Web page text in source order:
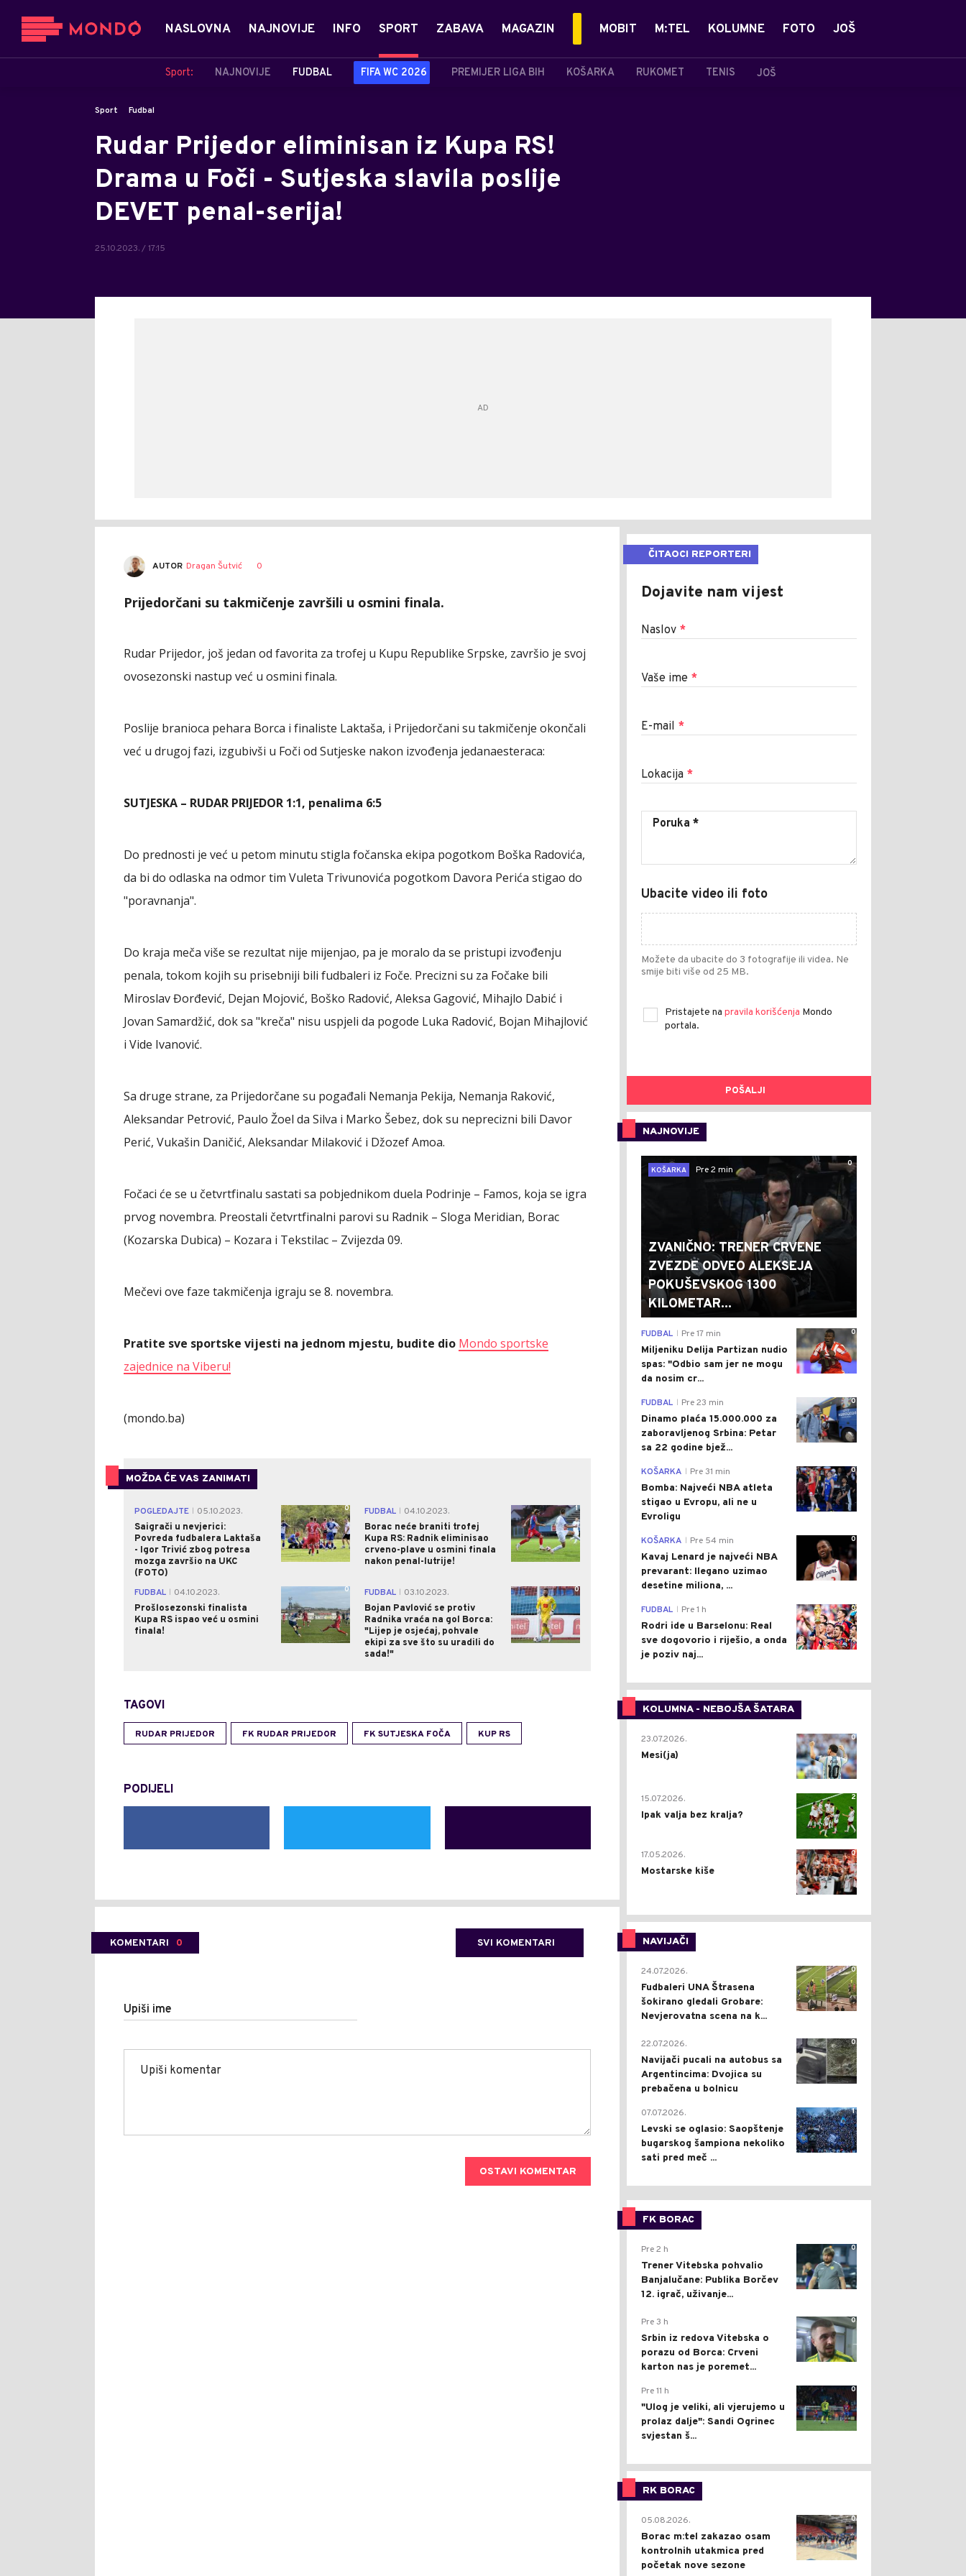
NASLOVNA NAJNOVIJE INFO SPORT
Sport: NAJNOVIJE FUDBAL FIFA WC 2026 PREMIJER LIGA BIH KOŠARKA RUKOMET TENIS JOŠ
ZABAVA MAGAZIN MOBIT M:TEL KOLUMNE FOTO JOŠ
Sport Fudbal
Rudar Prijedor eliminisan iz Kupa RS!
Drama u Foči - Sutjeska slavila poslije
DEVET penal-serija!
25.10.2023. / 17:15
AUTOR Dragan Šutvić 0
Prijedorčani su takmičenje završili u osmini finala.
Rudar Prijedor, još jedan od favorita za trofej u Kupu Republike Srpske, završio je svoj
ovosezonski nastup već u osmini finala.
Poslije branioca pehara Borca i finaliste Laktaša, i Prijedorčani su takmičenje okončali
već u drugoj fazi, izgubivši u Foči od Sutjeske nakon izvođenja jedanaesteraca:
SUTJESKA – RUDAR PRIJEDOR 1:1, penalima 6:5
Do prednosti je već u petom minutu stigla fočanska ekipa pogotkom Boška Radovića,
da bi do odlaska na odmor tim Vuleta Trivunovića pogotkom Davora Perića stigao do
"poravnanja".
Do kraja meča više se rezultat nije mijenjao, pa je moralo da se pristupi izvođenju
penala, tokom kojih su prisebniji bili fudbaleri iz Foče. Precizni su za Fočake bili
Miroslav Đorđević, Dejan Mojović, Boško Radović, Aleksa Gagović, Mihajlo Dabić i
Jovan Samardžić, dok sa "kreča" nisu uspjeli da pogode Luka Radović, Bojan Mihajlović
i Vide Ivanović.
Sa druge strane, za Prijedorčane su pogađali Nemanja Pekija, Nemanja Raković,
Aleksandar Petrović, Paulo Žoel da Silva i Marko Šebez, dok su neprecizni bili Davor
Perić, Vukašin Daničić, Aleksandar Milaković i Džozef Amoa.
Fočaci će se u četvrtfinalu sastati sa pobjednikom duela Podrinje – Famos, koja se igra
prvog novembra. Preostali četvrtfinalni parovi su Radnik – Sloga Meridian, Borac
(Kozarska Dubica) – Kozara i Tekstilac – Zvijezda 09.
Mečevi ove faze takmičenja igraju se 8. novembra.
Pratite sve sportske vijesti na jednom mjestu, budite dio Mondo sportske
zajednice na Viberu!
(mondo.ba)
MOŽDA ĆE VAS ZANIMATI
POGLEDAJTE
05.10.2023.
Saigrači u nevjerici:
Povreda fudbalera Laktaša
- Igor Trivić zbog potresa
mozga završio na UKC
(FOTO)
0 FUDBAL
04.10.2023.
Borac neće braniti trofej
Kupa RS: Radnik eliminisao
crveno-plave u osmini finala
nakon penal-lutrije!
1
FUDBAL
04.10.2023.
Prošlosezonski finalista
Kupa RS ispao već u osmini
finala!
0 FUDBAL
03.10.2023.
Bojan Pavlović se protiv
Radnika vraća na gol Borca:
"Lijep je osjećaj, pohvale
ekipi za sve što su uradili do
sada!"
0
TAGOVI
RUDAR PRIJEDOR FK RUDAR PRIJEDOR FK SUTJESKA FOČA KUP RS
PODIJELI
KOMENTARI 0 SVI KOMENTARI
Upiši ime
OSTAVI KOMENTAR
ČITAOCI REPORTERI
Dojavite nam vijest
Naslov *
Vaše ime *
E-mail *
Lokacija *
Ubacite video ili foto
Možete da ubacite do 3 fotografije ili videa. Ne
smije biti više od 25 MB.
Pristajete na pravila korišćenja Mondo
portala.
POŠALJI
NAJNOVIJE
0
KOŠARKA
Pre 2 min
ZVANIČNO: TRENER CRVENE
ZVEZDE ODVEO ALEKSEJA
POKUŠEVSKOG 1300
KILOMETAR...
0
FUDBAL Pre 17 min
Miljeniku Delija Partizan nudio
spas: "Odbio sam jer ne mogu
da nosim cr...
0
FUDBAL Pre 23 min
Dinamo plaća 15.000.000 za
zaboravljenog Srbina: Petar
sa 22 godine bjež...
0
KOŠARKA Pre 31 min
Bomba: Najveći NBA atleta
stigao u Evropu, ali ne u
Evroligu
0
KOŠARKA Pre 54 min
Kavaj Lenard je najveći NBA
prevarant: Ilegano uzimao
desetine miliona, ...
0
FUDBAL Pre 1 h
Rodri ide u Barselonu: Real
sve dogovorio i riješio, a onda
je poziv naj...
KOLUMNA - NEBOJŠA ŠATARA
0
23.07.2026.
Mesi(ja)
2
15.07.2026.
Ipak valja bez kralja?
0
17.05.2026.
Mostarske kiše
NAVIJAČI
0
24.07.2026.
Fudbaleri UNA Štrasena
šokirano gledali Grobare:
Nevjerovatna scena na k...
0
22.07.2026.
Navijači pucali na autobus sa
Argentincima: Dvojica su
prebačena u bolnicu
1
07.07.2026.
Levski se oglasio: Saopštenje
bugarskog šampiona nekoliko
sati pred meč ...
FK BORAC
0
Pre 2 h
Trener Vitebska pohvalio
Banjalučane: Publika Borčev
12. igrač, uživanje...
0
Pre 3 h
Srbin iz redova Vitebska o
porazu od Borca: Crveni
karton nas je poremet...
0
Pre 11 h
"Ulog je veliki, ali vjerujemo u
prolaz dalje": Sandi Ogrinec
svjestan š...
RK BORAC
0
05.08.2026.
Borac m:tel zakazao osam
kontrolnih utakmica pred
početak nove sezone